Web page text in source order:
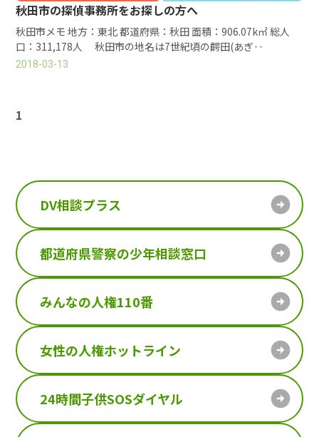
秋田市の探偵事務所をお探しの方へ
秋田市メモ 地方：東北 都道府県：秋田 面積：906.07k㎡ 総人
口：311,178人 秋田市の地名は7世紀頃の齶田(あぎ‥
2018-03-13
1
DV相談プラス
都道府県警察の少年相談窓口
みんなの人権110番
女性の人権ホットライン
24時間子供SOSダイヤル